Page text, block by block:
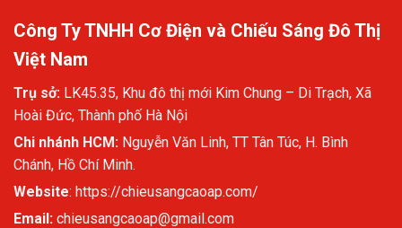
Công Ty TNHH Cơ Điện và Chiếu Sáng Đô Thị
Việt Nam
Trụ sở: LK45.35, Khu đô thị mới Kim Chung – Di Trạch, Xã
Hoài Đức, Thành phố Hà Nội
Chi nhánh HCM: Nguyễn Văn Linh, TT Tân Túc, H. Bình
Chánh, Hồ Chí Minh.
Website: https://chieusangcaoap.com/
Email: chieusangcaoap@gmail.com